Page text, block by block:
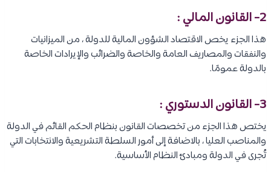
2- القانون المالي :
هذا الجزء يخص الاقتصاد الشؤون المالية للدولة ، من الميزانيات
والنفقات والمصاريف العامة والخاصة والضرائب والإيرادات الخاصة
بالدولة عمومًا.
3- القانون الدستوري :
يختص هذا الجزء من تخصصات القانون بنظام الحكم القائم في الدولة
والمناصب العليا ، بالاضافة إلى أمور السلطة التشريعية والانتخابات التي
تُجرى في الدولة ومبادئ النظام الأساسية.